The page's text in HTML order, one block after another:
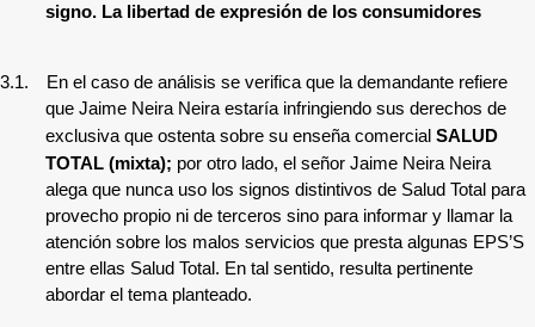
signo. La libertad de expresión de los consumidores
3.1.
En el caso de análisis se verifica que la demandante refiere
que Jaime Neira Neiraestaría infringiendo sus derechos de
exclusiva que ostenta sobre su enseña comercial SALUD
TOTAL (mixta); por otro lado, el señor Jaime Neira Neira
alega que nunca uso los signos distintivos de Salud Total para
provecho propio ni de terceros sino para informar y llamar la
atención sobre los malos servicios que presta algunas EPS’S
entre ellas Salud Total. En tal sentido, resulta pertinente
abordar el tema planteado.